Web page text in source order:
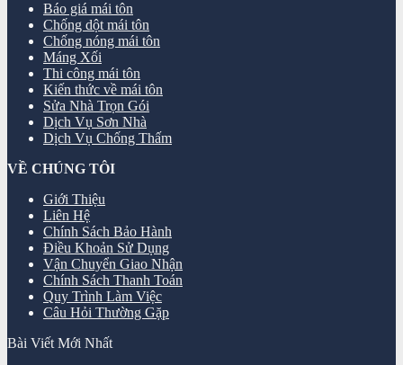
Báo giá mái tôn
Chống dột mái tôn
Chống nóng mái tôn
Máng Xối
Thi công mái tôn
Kiến thức về mái tôn
Sửa Nhà Trọn Gói
Dịch Vụ Sơn Nhà
Dịch Vụ Chống Thấm
VỀ CHÚNG TÔI
Giới Thiệu
Liên Hệ
Chính Sách Bảo Hành
Điều Khoản Sử Dụng
Vận Chuyển Giao Nhận
Chính Sách Thanh Toán
Quy Trình Làm Việc
Câu Hỏi Thường Gặp
Bài Viết Mới Nhất